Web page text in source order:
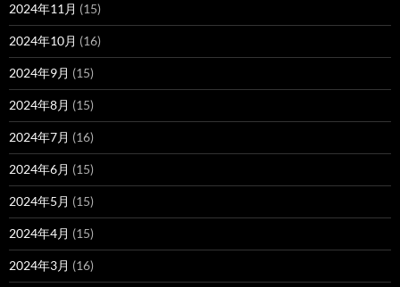
2024年11月 (15)
2024年10月 (16)
2024年9月 (15)
2024年8月 (15)
2024年7月 (16)
2024年6月 (15)
2024年5月 (15)
2024年4月 (15)
2024年3月 (16)